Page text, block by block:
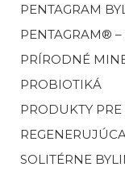
PENTAGRAM
PENTAGRAM®
PRÍRODNÉ
PROBIOTIKÁ
PRODUKTY PRE
SOLITÉRNE